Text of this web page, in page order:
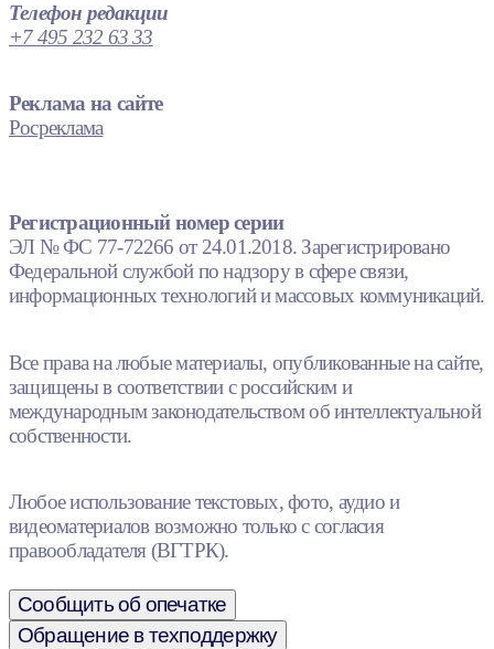
Телефон редакции
+7 495 232 63 33
Реклама на сайте
Росреклама
Регистрационный номер серии
ЭЛ № ФС 77-72266 от 24.01.2018. Зарегистрировано
Федеральной службой по надзору в сфере связи,
информационных технологий и массовых коммуникаций.
Все права на любые материалы, опубликованные на сайте,
защищены в соответствии с российским и
международным законодательством об интеллектуальной
собственности.
Любое использование текстовых, фото, аудио и
видеоматериалов возможно только с согласия
правообладателя (ВГТРК).
Сообщить об опечатке
Обращение в техподдержку